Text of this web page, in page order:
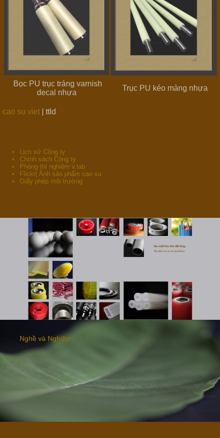
Bọc PU trục tráng varnish
decal nhựa
Trục PU kéo màng nhựa
cao su viet | ttld
Lịch sử Công ty
Chính sách Công ty
Phòng thí nghiệm v.lab
Flickr| Ảnh sản phẩm cao su
Giấy phép môi trường
Nghề và Nghiệp